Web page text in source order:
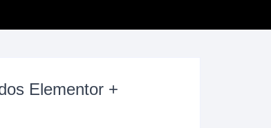
Elementor +